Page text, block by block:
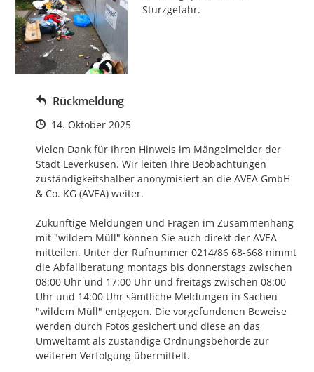
Sturzgefahr.
Rückmeldung
Zeitpunkt des Erstellens
14. Oktober 2025
Vielen Dank für Ihren Hinweis im Mängelmelder der
Stadt Leverkusen. Wir leiten Ihre Beobachtungen
zuständigkeitshalber anonymisiert an die AVEA GmbH
& Co. KG (AVEA) weiter.
Zukünftige Meldungen und Fragen im Zusammenhang
mit "wildem Müll" können Sie auch direkt der AVEA
mitteilen. Unter der Rufnummer 0214/86 68-668 nimmt
die Abfallberatung montags bis donnerstags zwischen
08:00 Uhr und 17:00 Uhr und freitags zwischen 08:00
Uhr und 14:00 Uhr sämtliche Meldungen in Sachen
"wildem Müll" entgegen. Die vorgefundenen Beweise
werden durch Fotos gesichert und diese an das
Umweltamt als zuständige Ordnungsbehörde zur
weiteren Verfolgung übermittelt.